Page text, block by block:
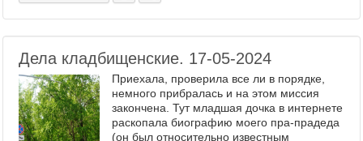
Дела кладбищенские. 17-05-2024
Приехала, проверила все ли в порядке,
немного прибралась и на этом миссия
закончена. Тут младшая дочка в интернете
раскопала биографию моего пра-прадеда
(он был относительно известным